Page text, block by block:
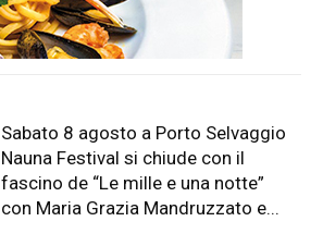
Sabato 8 agosto a Porto Selvaggio
Nauna Festival si chiude con il
fascino de “Le mille e una notte”
con Maria Grazia Mandruzzato e...